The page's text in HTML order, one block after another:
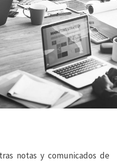
notas y comunicados de